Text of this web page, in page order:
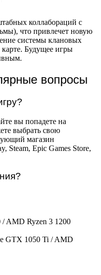
коллабораций с
что привлечет новую
системы клановых
карте. Будущее игры
вопросы
вы попадете на
выбрать свою
магазин
Steam, Epic Games Store,
/ AMD Ryzen 3 1200
GTX 1050 Ti / AMD